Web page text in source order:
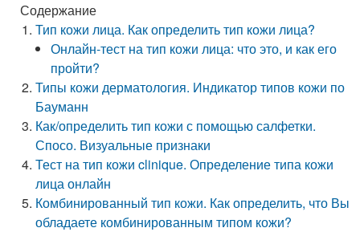
Содержание
Тип кожи лица. Как определить тип кожи лица?
Онлайн-тест на тип кожи лица: что это, и как его
пройти?
Типы кожи дерматология. Индикатор типов кожи по
Бауманн
Как/определить тип кожи с помощью салфетки.
Спосо. Визуальные признаки
Тест на тип кожи clinique. Определение типа кожи
лица онлайн
Комбинированный тип кожи. Как определить, что Вы
обладаете комбинированным типом кожи?